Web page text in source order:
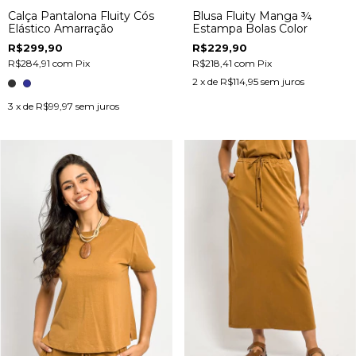
Calça Pantalona Fluity Cós
Elástico Amarração
R$299,90
R$284,91 com Pix
3 x de R$99,97 sem juros
Blusa Fluity Manga ¾
Estampa Bolas Color
R$229,90
R$218,41 com Pix
2 x de R$114,95 sem juros